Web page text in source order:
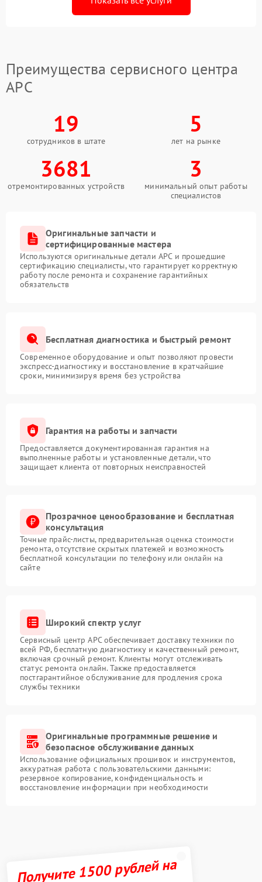
Преимущества сервисного центра
APC
19
сотрудников в штате
5
лет на рынке
3681
отремонтированных устройств
3
минимальный опыт работы
специалистов
Оригинальные запчасти и
сертифицированные мастера
Используются оригинальные детали APC и прошедшие
сертификацию специалисты, что гарантирует корректную
работу после ремонта и сохранение гарантийных
обязательств
Бесплатная диагностика и быстрый ремонт
Современное оборудование и опыт позволяют провести
экспресс-диагностику и восстановление в кратчайшие
сроки, минимизируя время без устройства
Гарантия на работы и запчасти
Предоставляется документированная гарантия на
выполненные работы и установленные детали, что
защищает клиента от повторных неисправностей
Прозрачное ценообразование и бесплатная
консультация
Точные прайс-листы, предварительная оценка стоимости
ремонта, отсутствие скрытых платежей и возможность
бесплатной консультации по телефону или онлайн на
сайте
Широкий спектр услуг
Сервисный центр APC обеспечивает доставку техники по
всей РФ, бесплатную диагностику и качественный ремонт,
включая срочный ремонт. Клиенты могут отслеживать
статус ремонта онлайн. Также предоставляется
постгарантийное обслуживание для продления срока
службы техники
Оригинальные программные решение и
безопасное обслуживание данных
Использование официальных прошивок и инструментов,
аккуратная работа с пользовательскими данными:
резервное копирование, конфиденциальность и
восстановление информации при необходимости
Получите 1500 рублей на